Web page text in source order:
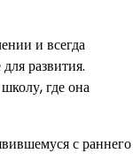
и всегда
развития.
где она
с раннего